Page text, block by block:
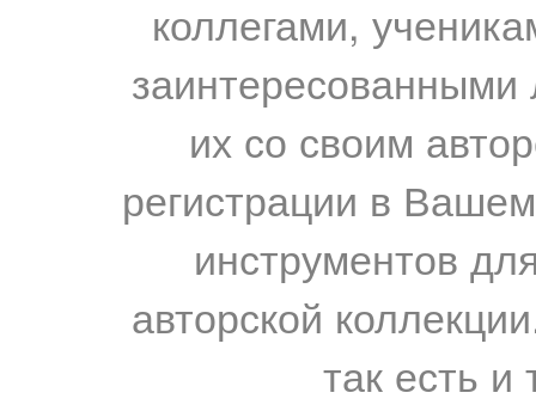
коллегами,
их со своим
регистрации в
инструментов
авторской
так есть и